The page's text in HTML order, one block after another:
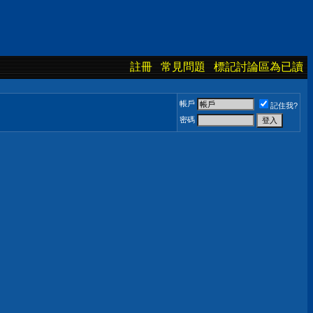
註冊 常見問題 標記討論區為已讀
帳戶
記住我?
密碼